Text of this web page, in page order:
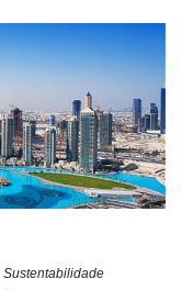
Sustentabilidade